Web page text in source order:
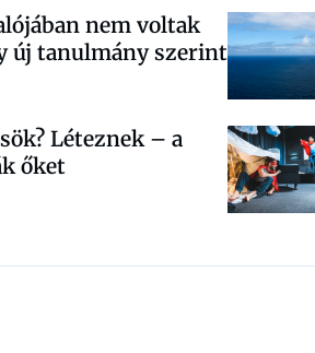
nem voltak
új tanulmány szerint
Léteznek – a
őket